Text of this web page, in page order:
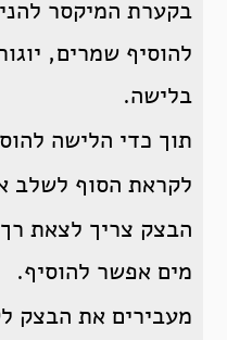
בקערת המיקסר
להוסיף שמרים,
בלישה.
תוך כדי הלישה
לקראת הסוף לשלב
הבצק צריך לצאת
מים אפשר להוסיף.
מעבירים את הבצק